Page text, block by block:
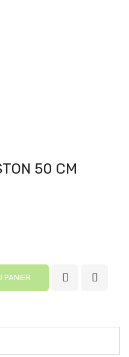
50 CM
PANIER